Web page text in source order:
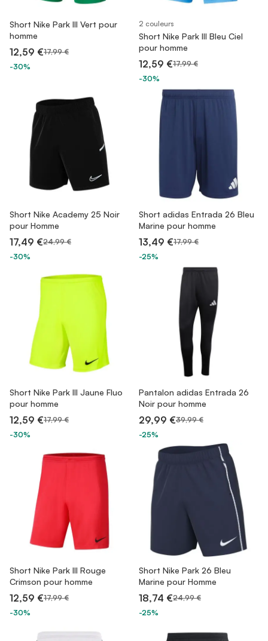
Short Nike Park III Vert pour
homme
12,59 €17,99 €
-30%
2 couleurs
Short Nike Park III Bleu Ciel
pour homme
12,59 €17,99 €
-30%
Short Nike Academy 25 Noir
pour Homme
17,49 €24,99 €
-30%
Short adidas Entrada 26 Bleu
Marine pour homme
13,49 €17,99 €
-25%
Short Nike Park III Jaune Fluo
pour homme
12,59 €17,99 €
-30%
Pantalon adidas Entrada 26
Noir pour homme
29,99 €39,99 €
-25%
Short Nike Park III Rouge
Crimson pour homme
12,59 €17,99 €
-30%
Short Nike Park 26 Bleu
Marine pour Homme
18,74 €24,99 €
-25%